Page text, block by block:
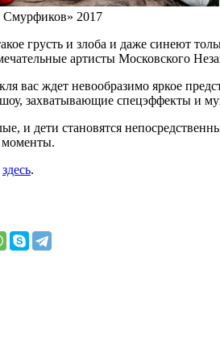
Смурфиков» 2017
грусть и злоба и даже синеют
артисты Московского
вас ждет невообразимо яркое
захватывающие спецэффекты и
и дети становятся
здесь.